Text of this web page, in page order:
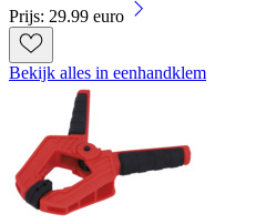
Prijs: 29.99 euro
Bekijk alles in eenhandklem